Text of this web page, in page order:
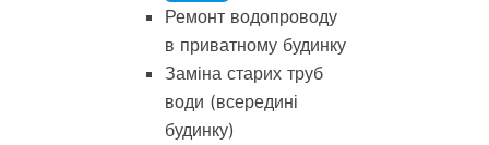
Ремонт водопроводу
в приватному будинку
Заміна старих труб
води (всередині
будинку)